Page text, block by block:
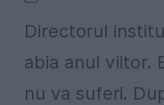
Directorul
abia anul viitor.
nu va suferi.